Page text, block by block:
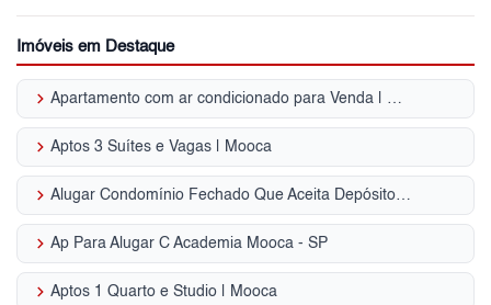
Imóveis em Destaque
keyboard_arrow_right Apartamento com ar condicionado para Venda | Mooca
keyboard_arrow_right Aptos 3 Suítes e Vagas | Mooca
keyboard_arrow_right Alugar Condomínio Fechado Que Aceita Depósito ou Caução Mooca - SP
keyboard_arrow_right Ap Para Alugar C Academia Mooca - SP
keyboard_arrow_right Aptos 1 Quarto e Studio | Mooca